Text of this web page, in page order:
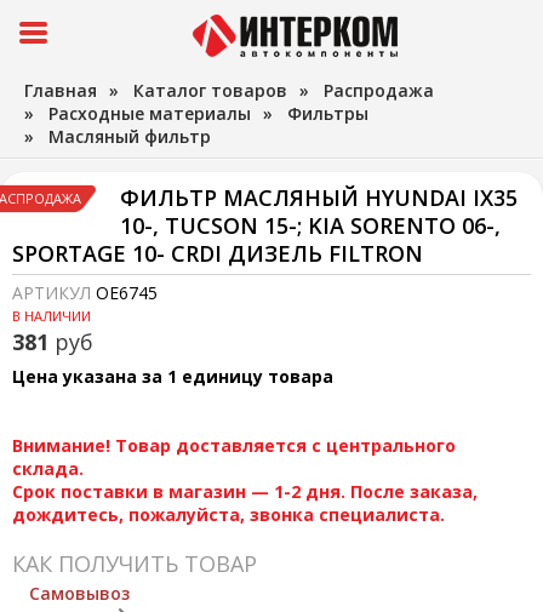
Главная » Каталог товаров » Распродажа
» Расходные материалы » Фильтры
» Масляный фильтр
ФИЛЬТР МАСЛЯНЫЙ HYUNDAI IX35
10-, TUCSON 15-; KIA SORENTO 06-,
SPORTAGE 10- CRDI ДИЗЕЛЬ FILTRON
АРТИКУЛ OE6745
В НАЛИЧИИ
381 руб
Цена указана за 1 единицу товара
Внимание! Товар доставляется с центрального
склада.
Срок поставки в магазин — 1-2 дня. После заказа,
дождитесь, пожалуйста, звонка специалиста.
КАК ПОЛУЧИТЬ ТОВАР
Самовывоз